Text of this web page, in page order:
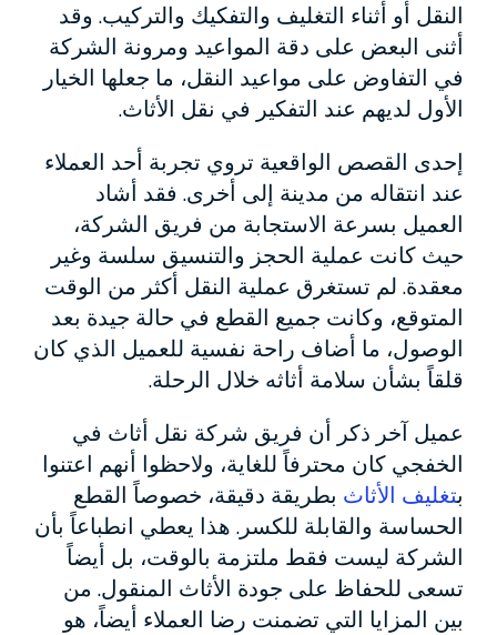
النقل أو أثناء التغليف والتفكيك والتركيب. وقد
أثنى البعض على دقة المواعيد ومرونة الشركة
في التفاوض على مواعيد النقل، ما جعلها الخيار
الأول لديهم عند التفكير في نقل الأثاث.
إحدى القصص الواقعية تروي تجربة أحد العملاء
عند انتقاله من مدينة إلى أخرى. فقد أشاد
العميل بسرعة الاستجابة من فريق الشركة،
حيث كانت عملية الحجز والتنسيق سلسة وغير
معقدة. لم تستغرق عملية النقل أكثر من الوقت
المتوقع، وكانت جميع القطع في حالة جيدة بعد
الوصول، ما أضاف راحة نفسية للعميل الذي كان
قلقاً بشأن سلامة أثاثه خلال الرحلة.
عميل آخر ذكر أن فريق شركة نقل أثاث في
الخفجي كان محترفاً للغاية، ولاحظوا أنهم اعتنوا
بتغليف الأثاث بطريقة دقيقة، خصوصاً القطع
الحساسة والقابلة للكسر. هذا يعطي انطباعاً بأن
الشركة ليست فقط ملتزمة بالوقت، بل أيضاً
تسعى للحفاظ على جودة الأثاث المنقول. من
بين المزايا التي تضمنت رضا العملاء أيضاً، هو